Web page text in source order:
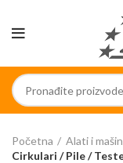
Početna Alati i
Cirkulari / Pile /